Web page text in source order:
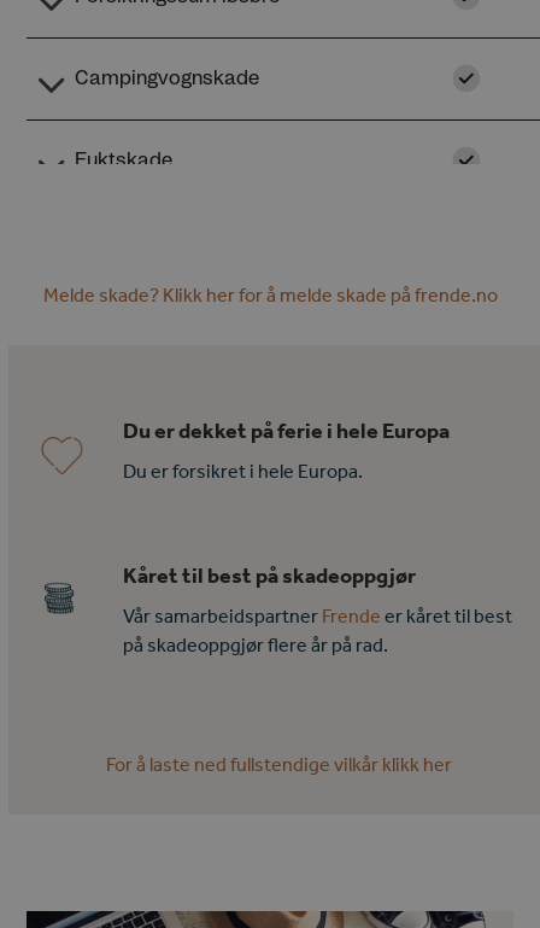
Melde skade? Klikk her for å melde skade på frende.no
Du er dekket på ferie i hele Europa
Du er forsikret i hele Europa.
Kåret til best på skadeoppgjør
Vår samarbeidspartner Frende er kåret til best
på skadeoppgjør flere år på rad.
For å laste ned fullstendige vilkår klikk her